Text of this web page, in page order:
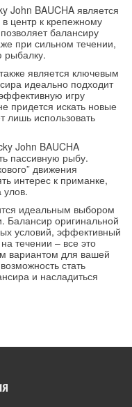
John BAUCHA является
центр к крепежному
балансиру
при сильном течении,
рыбалку.
является ключевым
идеально подходит
игру
придется искать новые
лишь использовать
John BAUCHA
пассивную рыбу.
движения
интерес к приманке,
идеальным выбором
Балансир оригинальной
условий, эффективный
течении – все это
вариантом для вашей
стать
и насладиться